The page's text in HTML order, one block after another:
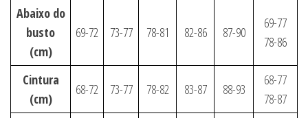
Abaixo do
busto
(cm)
69-72 73-77 78-81 82-86 87-90
69-77
78-86
Cintura
(cm)
68-72 73-77 78-82 83-87 88-93
68-77
78-87